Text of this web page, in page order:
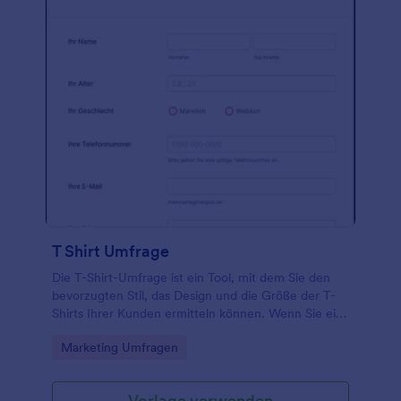
Formular oder als QR-Code. Keine
T Shirt Umfrage
Die T-Shirt-Umfrage ist ein Tool, mit dem Sie den
bevorzugten Stil, das Design und die Größe der T-
Shirts Ihrer Kunden ermitteln können. Wenn Sie ein
kennen, damit Sie wissen, welche Produkte Sie
Umfrageformularvorlage enthält Formularfelder, die
Go to Category:
Marketing Umfragen